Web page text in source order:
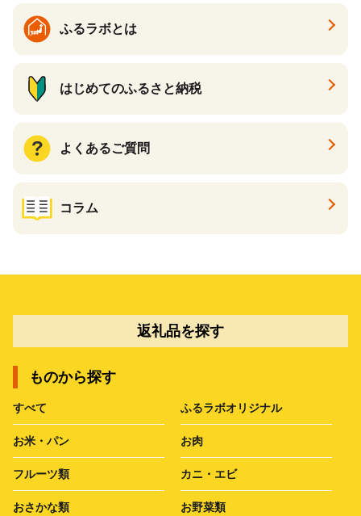
ふるラボとは
はじめてのふるさと納税
よくあるご質問
コラム
返礼品を探す
ものから探す
すべて ふるラボオリジナル
お米・パン お肉
フルーツ類 カニ・エビ
おさかな類 お野菜類